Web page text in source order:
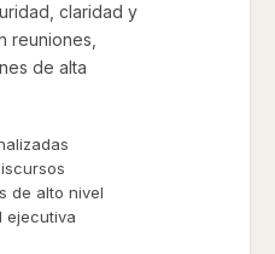
claridad y
reuniones,
de alta
de alto nivel
ejecutiva